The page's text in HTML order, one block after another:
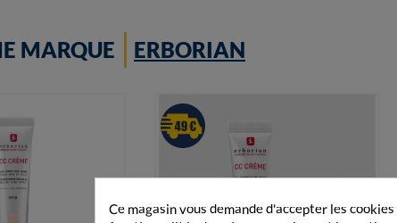
MARQUE ERBORIAN
Ce magasin vous demande d'accepter les